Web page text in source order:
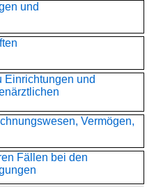
und
Einrichtungen und
Vermögen,
Fällen bei den